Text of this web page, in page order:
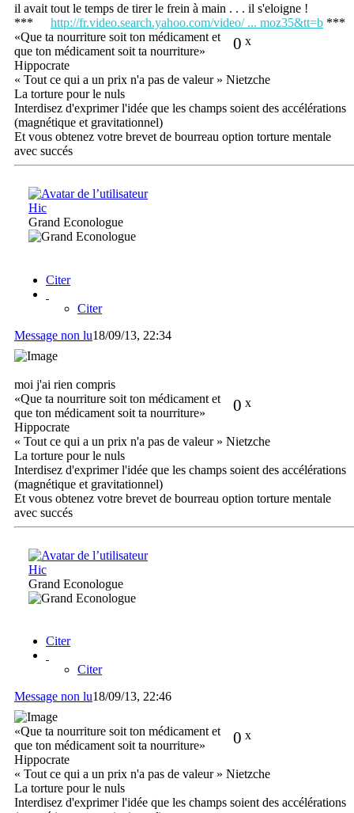
il avait tout le temps de tirer le frein à main . . . il s'eloigne !
***
http://fr.video.search.yahoo.com/video/ ... moz35&tt=b ***
0 x
«Que ta nourriture soit ton médicament et
que ton médicament soit ta nourriture»
Hippocrate
« Tout ce qui a un prix n'a pas de valeur » Nietzche
La torture pour le nuls
Interdisez d'exprimer l'idée que les champs soient des accélérations
(magnétique et gravitationnel)
Et vous obtenez votre brevet de bourreau option torture mentale
avec succés
Hic
Grand Econologue
Citer
Citer
Message non lu18/09/13, 22:34
moi j'ai rien compris
0 x
«Que ta nourriture soit ton médicament et
que ton médicament soit ta nourriture»
Hippocrate
« Tout ce qui a un prix n'a pas de valeur » Nietzche
La torture pour le nuls
Interdisez d'exprimer l'idée que les champs soient des accélérations
(magnétique et gravitationnel)
Et vous obtenez votre brevet de bourreau option torture mentale
avec succés
Hic
Grand Econologue
Citer
Citer
Message non lu18/09/13, 22:46
0 x
«Que ta nourriture soit ton médicament et
que ton médicament soit ta nourriture»
Hippocrate
« Tout ce qui a un prix n'a pas de valeur » Nietzche
La torture pour le nuls
Interdisez d'exprimer l'idée que les champs soient des accélérations